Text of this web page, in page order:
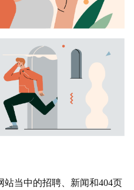
当中的招聘、新闻和404页